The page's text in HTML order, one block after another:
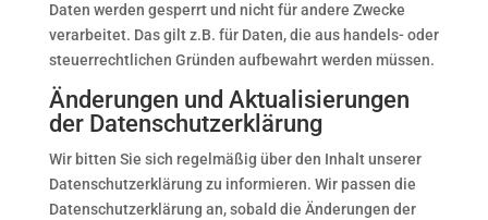
Daten werden gesperrt und nicht für andere Zwecke
verarbeitet. Das gilt z.B. für Daten, die aus handels- oder
steuerrechtlichen Gründen aufbewahrt werden müssen.
Änderungen und Aktualisierungen
der Datenschutzerklärung
Wir bitten Sie sich regelmäßig über den Inhalt unserer
Datenschutzerklärung zu informieren. Wir passen die
Datenschutzerklärung an, sobald die Änderungen der